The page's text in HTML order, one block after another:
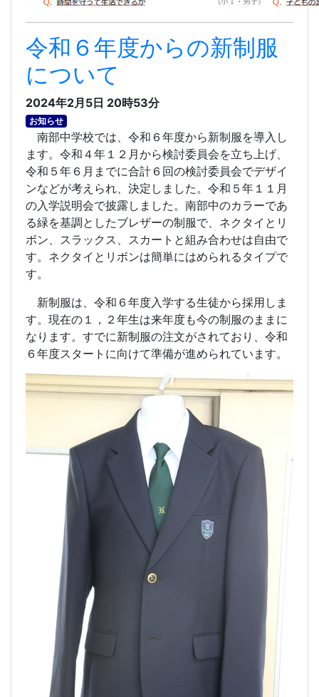
令和６年度からの新制服
について
2024年2月5日 20時53分
お知らせ
南部中学校では、令和６年度から新制服を導入し
ます。令和４年１２月から検討委員会を立ち上げ、
令和５年６月までに合計６回の検討委員会でデザイ
ンなどが考えられ、決定しました。令和５年１１月
の入学説明会で披露しました。南部中のカラーであ
る緑を基調としたブレザーの制服で、ネクタイとリ
ボン、スラックス、スカートと組み合わせは自由で
す。ネクタイとリボンは簡単にはめられるタイプで
す。
新制服は、令和６年度入学する生徒から採用しま
す。現在の１，２年生は来年度も今の制服のままに
なります。すでに新制服の注文がされており、令和
６年度スタートに向けて準備が進められています。